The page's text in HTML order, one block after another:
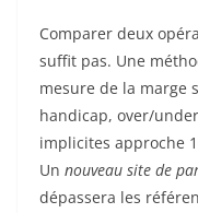
Comparer deux
suffit pas. Une
mesure de la marge
handicap, over/
implicites approche
Un nouveau site de
dépassera les